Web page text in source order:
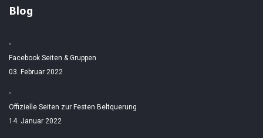
Blog
Facebook Seiten & Gruppen
03. Februar 2022
Offizielle Seiten zur Festen Beltquerung
14. Januar 2022